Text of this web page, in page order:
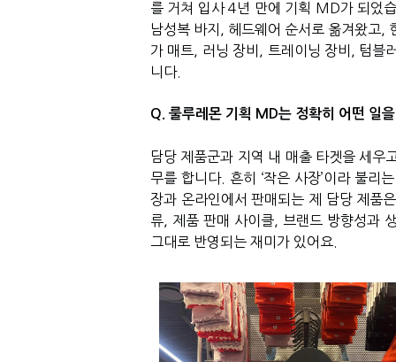
를 거쳐 입사 4년 만에 기획 MD가 되었
남성복 바지, 헤드웨어 순서로 옮겨왔고
가 매트, 러닝 장비, 트레이닝 장비, 텀블
니다.
Q. 룰루레몬 기획 MD는 정확히 어떤 일
담당 제품군과 지역 내 매출 타겟을 세우
무를 합니다. 흔히 ‘작은 사장’이라 불리
장과 온라인에서 판매되는 제 담당 제품
류, 제품 판매 사이클, 브랜드 방향성과
그대로 반영되는 재미가 있어요.